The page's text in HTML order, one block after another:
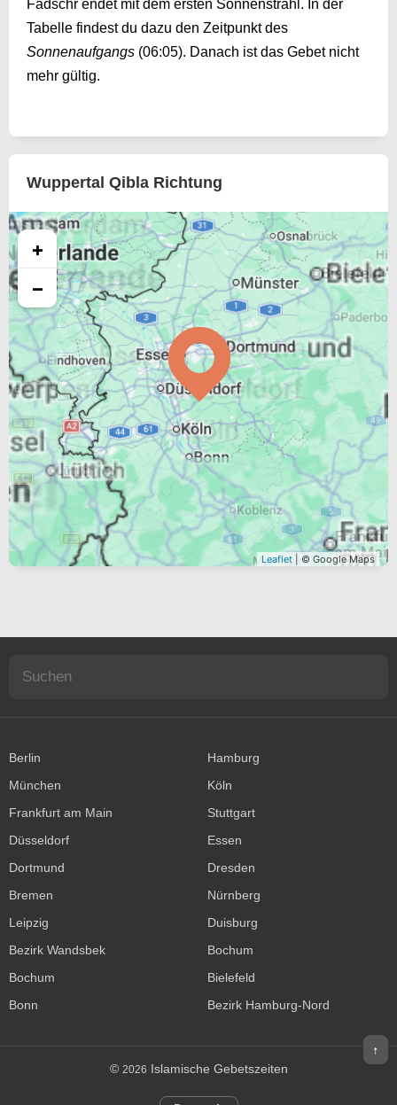
Fadschr endet mit dem ersten Sonnenstrahl. In der
Tabelle findest du dazu den Zeitpunkt des
Sonnenaufgangs (06:05). Danach ist das Gebet nicht
mehr gültig.
Wuppertal Qibla Richtung
+
−
Leaflet | © Google Maps
Berlin
Hamburg
München
Köln
Frankfurt am Main
Stuttgart
Düsseldorf
Essen
Dortmund
Dresden
Bremen
Nürnberg
Leipzig
Duisburg
Bezirk Wandsbek
Bochum
Bochum
Bielefeld
Bonn
Bezirk Hamburg-Nord
© 2026 Islamische Gebetszeiten
↑